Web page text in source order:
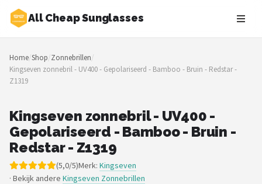
All Cheap Sunglasses
Zoeken
NAVIGATIE
Shop
Merken
Blog
Zonnebrillen
Home/Shop/Zonnebrillen/
Kingseven zonnebril - UV400 - Gepolariseerd - Bamboo - Bruin - Redstar -
Z1319
Kingseven zonnebril - UV400 -
Gepolariseerd - Bamboo - Bruin -
Redstar - Z1319
(5,0/5)Merk: Kingseven
· Bekijk andere Kingseven Zonnebrillen